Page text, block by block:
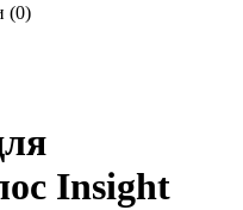
(0)
Insight